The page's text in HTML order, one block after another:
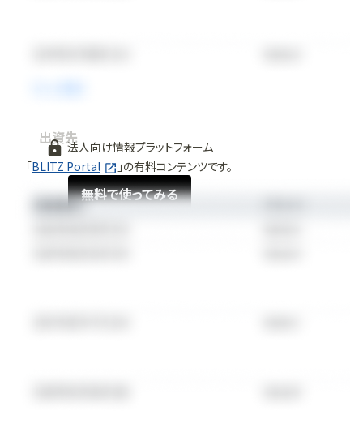
法人向け情報プラットフォーム
「BLITZ Portal 」の有料コンテンツです。
無料で使ってみる
出資先